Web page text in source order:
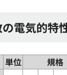
電気的特
単位 規格